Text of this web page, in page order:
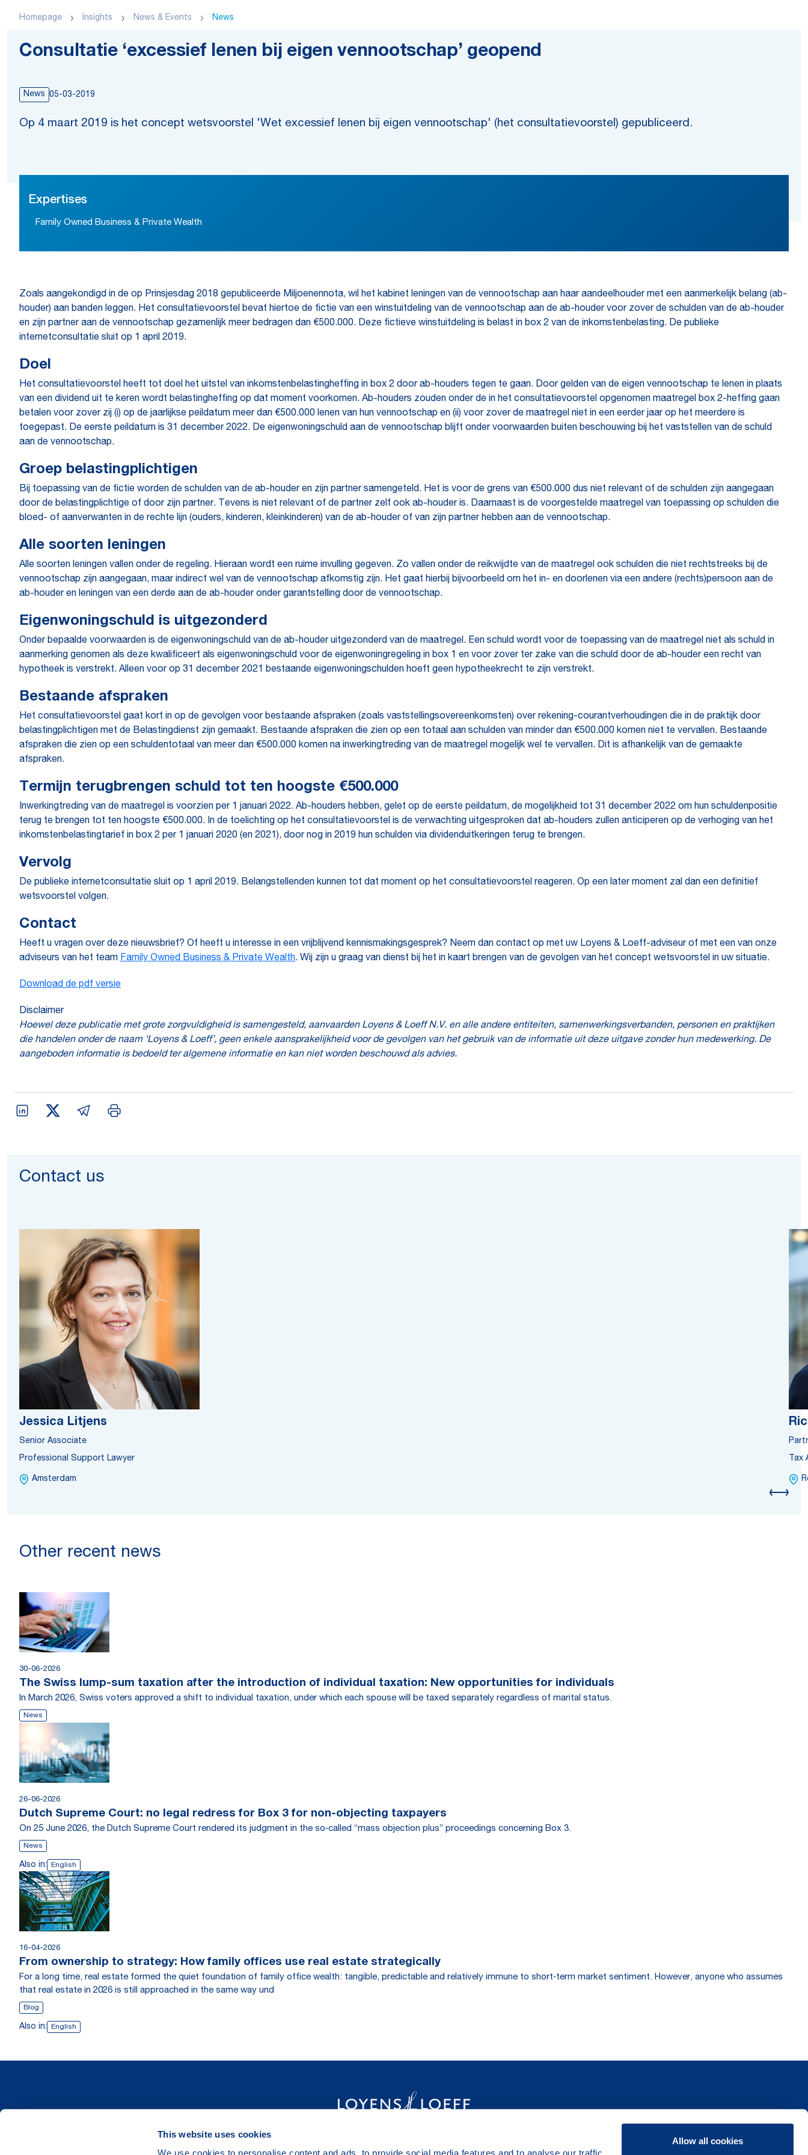
This website uses cookies
We use cookies to personalise content and ads, to provide social media features and to analyse our traffic.
Allow all cookies
Homepage Insights News & Events News
Consultatie ‘excessief lenen bij eigen vennootschap’ geopend
News 05-03-2019
Op 4 maart 2019 is het concept wetsvoorstel 'Wet excessief lenen bij eigen vennootschap' (het consultatievoorstel) gepubliceerd.
Expertises
Family Owned Business & Private Wealth
Zoals aangekondigd in de op Prinsjesdag 2018 gepubliceerde Miljoenennota, wil het kabinet leningen van de vennootschap aan haar aandeelhouder met een aanmerkelijk belang (ab-
houder) aan banden leggen. Het consultatievoorstel bevat hiertoe de fictie van een winstuitdeling van de vennootschap aan de ab-houder voor zover de schulden van de ab-houder
en zijn partner aan de vennootschap gezamenlijk meer bedragen dan €500.000. Deze fictieve winstuitdeling is belast in box 2 van de inkomstenbelasting. De publieke
internetconsultatie sluit op 1 april 2019.
Doel
Het consultatievoorstel heeft tot doel het uitstel van inkomstenbelastingheffing in box 2 door ab-houders tegen te gaan. Door gelden van de eigen vennootschap te lenen in plaats
van een dividend uit te keren wordt belastingheffing op dat moment voorkomen. Ab-houders zouden onder de in het consultatievoorstel opgenomen maatregel box 2-heffing gaan
betalen voor zover zij (i) op de jaarlijkse peildatum meer dan €500.000 lenen van hun vennootschap en (ii) voor zover de maatregel niet in een eerder jaar op het meerdere is
toegepast. De eerste peildatum is 31 december 2022. De eigenwoningschuld aan de vennootschap blijft onder voorwaarden buiten beschouwing bij het vaststellen van de schuld
aan de vennootschap.
Groep belastingplichtigen
Bij toepassing van de fictie worden de schulden van de ab-houder en zijn partner samengeteld. Het is voor de grens van €500.000 dus niet relevant of de schulden zijn aangegaan
door de belastingplichtige of door zijn partner. Tevens is niet relevant of de partner zelf ook ab-houder is. Daarnaast is de voorgestelde maatregel van toepassing op schulden die
bloed- of aanverwanten in de rechte lijn (ouders, kinderen, kleinkinderen) van de ab-houder of van zijn partner hebben aan de vennootschap.
Alle soorten leningen
Alle soorten leningen vallen onder de regeling. Hieraan wordt een ruime invulling gegeven. Zo vallen onder de reikwijdte van de maatregel ook schulden die niet rechtstreeks bij de
vennootschap zijn aangegaan, maar indirect wel van de vennootschap afkomstig zijn. Het gaat hierbij bijvoorbeeld om het in- en doorlenen via een andere (rechts)persoon aan de
ab-houder en leningen van een derde aan de ab-houder onder garantstelling door de vennootschap.
Eigenwoningschuld is uitgezonderd
Onder bepaalde voorwaarden is de eigenwoningschuld van de ab-houder uitgezonderd van de maatregel. Een schuld wordt voor de toepassing van de maatregel niet als schuld in
aanmerking genomen als deze kwalificeert als eigenwoningschuld voor de eigenwoningregeling in box 1 en voor zover ter zake van die schuld door de ab-houder een recht van
hypotheek is verstrekt. Alleen voor op 31 december 2021 bestaande eigenwoningschulden hoeft geen hypotheekrecht te zijn verstrekt.
Bestaande afspraken
Het consultatievoorstel gaat kort in op de gevolgen voor bestaande afspraken (zoals vaststellingsovereenkomsten) over rekening-courantverhoudingen die in de praktijk door
belastingplichtigen met de Belastingdienst zijn gemaakt. Bestaande afspraken die zien op een totaal aan schulden van minder dan €500.000 komen niet te vervallen. Bestaande
afspraken die zien op een schuldentotaal van meer dan €500.000 komen na inwerkingtreding van de maatregel mogelijk wel te vervallen. Dit is afhankelijk van de gemaakte
afspraken.
Termijn terugbrengen schuld tot ten hoogste €500.000
Inwerkingtreding van de maatregel is voorzien per 1 januari 2022. Ab-houders hebben, gelet op de eerste peildatum, de mogelijkheid tot 31 december 2022 om hun schuldenpositie
terug te brengen tot ten hoogste €500.000. In de toelichting op het consultatievoorstel is de verwachting uitgesproken dat ab-houders zullen anticiperen op de verhoging van het
inkomstenbelastingtarief in box 2 per 1 januari 2020 (en 2021), door nog in 2019 hun schulden via dividenduitkeringen terug te brengen.
Vervolg
De publieke internetconsultatie sluit op 1 april 2019. Belangstellenden kunnen tot dat moment op het consultatievoorstel reageren. Op een later moment zal dan een definitief
wetsvoorstel volgen.
Contact
Heeft u vragen over deze nieuwsbrief? Of heeft u interesse in een vrijblijvend kennismakingsgesprek? Neem dan contact op met uw Loyens & Loeff-adviseur of met een van onze
adviseurs van het team Family Owned Business & Private Wealth. Wij zijn u graag van dienst bij het in kaart brengen van de gevolgen van het concept wetsvoorstel in uw situatie.
Download de pdf versie
Disclaimer
Hoewel deze publicatie met grote zorgvuldigheid is samengesteld, aanvaarden Loyens & Loeff N.V. en alle andere entiteiten, samenwerkingsverbanden, personen en praktijken
die handelen onder de naam ‘Loyens & Loeff’, geen enkele aansprakelijkheid voor de gevolgen van het gebruik van de informatie uit deze uitgave zonder hun medewerking. De
aangeboden informatie is bedoeld ter algemene informatie en kan niet worden beschouwd als advies.
Contact us
Jessica Litjens
Senior Associate
Professional Support Lawyer
Amsterdam
Tax
Other recent news
30-06-2026
The Swiss lump-sum taxation after the introduction of individual taxation: New opportunities for individuals
In March 2026, Swiss voters approved a shift to individual taxation, under which each spouse will be taxed separately regardless of marital status.
News
26-06-2026
Dutch Supreme Court: no legal redress for Box 3 for non-objecting taxpayers
On 25 June 2026, the Dutch Supreme Court rendered its judgment in the so‑called “mass objection plus” proceedings concerning Box 3.
News
Also in: English
16-04-2026
From ownership to strategy: How family offices use real estate strategically
For a long time, real estate formed the quiet foundation of family office wealth: tangible, predictable and relatively immune to short‑term market sentiment. However, anyone who assumes
that real estate in 2026 is still approached in the same way und
Blog
Also in: English